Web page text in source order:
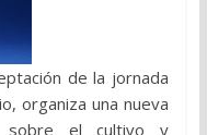
de la jornada
organiza una nueva
sobre el cultivo y